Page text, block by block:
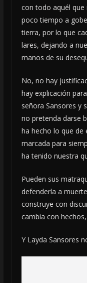
con todo aquél que
poco tiempo a
tierra, por lo que
lares, dejando a
manos de su
No, no hay
hay explicación
señora Sansores y
no pretenda darse
ha hecho lo que de
marcada para
ha tenido nuestra
Pueden sus
defenderla a
construye con
cambia con
Y Layda Sansores